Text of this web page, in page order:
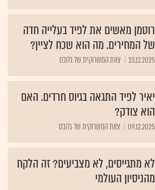
רוטמן מאשים את לפיד בעלייה חדה
של המחירים. מה הוא שכח לציין?
23.12.2025 צוות המשרוקית של גלובס
יאיר לפיד התגאה בגיוס חרדים. האם
הוא צודק?
09.12.2025 צוות המשרוקית של גלובס
לא מתגייסים, לא מצביעים? זה הלקח
מהניסיון העולמי